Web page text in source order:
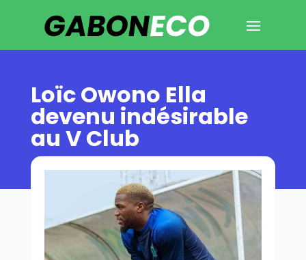
Loïc Owono Ella
devenu indésirable
au V Club